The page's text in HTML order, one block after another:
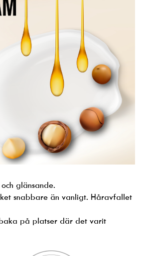
glänsande.
snabbare än vanligt. Håravfallet
på platser där det varit